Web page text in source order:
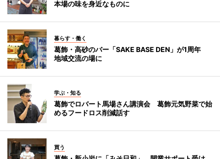
本場の味を身近なものに
暮らす・働く
葛飾・高砂のバー「SAKE BASE DEN」が1周年
地域交流の場に
学ぶ・知る
葛飾でロバート馬場さん講演会 葛飾元気野菜で始
めるフードロス削減話す
買う